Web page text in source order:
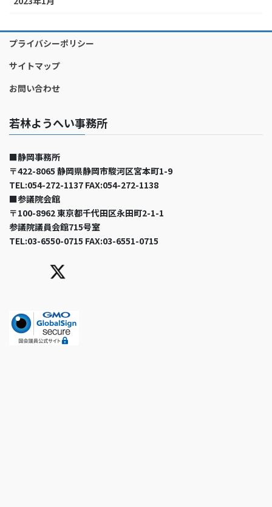
プライバシーポリシー
サイトマップ
お問い合わせ
若林ようへい事務所
■静岡事務所
〒422-8065 静岡県静岡市駿河区宮本町1-9
TEL:054-272-1137 FAX:054-272-1138
■参議院会館
〒100-8962 東京都千代田区永田町2-1-1
参議院議員会館715号室
TEL:03-6550-0715 FAX:03-6551-0715